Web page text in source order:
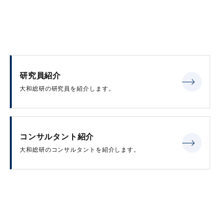
研究員紹介
大和総研の研究員を紹介します。
コンサルタント紹介
大和総研のコンサルタントを紹介します。